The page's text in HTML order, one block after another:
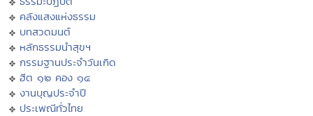
คลังแสงแห่งธรรม
บทสวดมนต์
หลักธรรมนำสุขฯ
กรรมฐานประจำวันเกิด
ฮีต ๑๒ คอง ๑๔
งานบุญประจำปี
ประเพณีทั่วไทย